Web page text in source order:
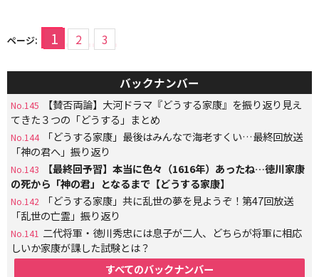
ページ: 1 2 3
バックナンバー
No.145
【賛否両論】大河ドラマ『どうする家康』を振り返り見え
てきた３つの「どうする」まとめ
No.144
「どうする家康」最後はみんなで海老すくい…最終回放送
「神の君へ」振り返り
No.143
【最終回予習】本当に色々（1616年）あったね…徳川家康
の死から「神の君」となるまで【どうする家康】
No.142
「どうする家康」共に乱世の夢を見ようぞ！第47回放送
「乱世の亡霊」振り返り
No.141 二代将軍・徳川秀忠には息子が二人、どちらが将軍に相応
しいか家康が課した試験とは？
すべてのバックナンバー